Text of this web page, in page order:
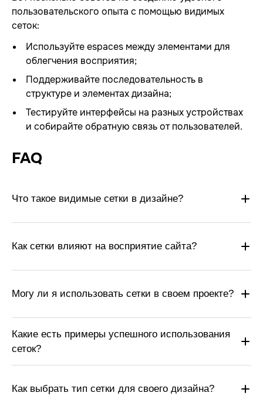
пользовательского опыта с помощью видимых
сеток:
Используйте espaces между элементами для
облегчения восприятия;
Поддерживайте последовательность в
структуре и элементах дизайна;
Тестируйте интерфейсы на разных устройствах
и собирайте обратную связь от пользователей.
FAQ
Что такое видимые сетки в дизайне?
Как сетки влияют на восприятие сайта?
Могу ли я использовать сетки в своем проекте?
Какие есть примеры успешного использования
сеток?
Как выбрать тип сетки для своего дизайна?